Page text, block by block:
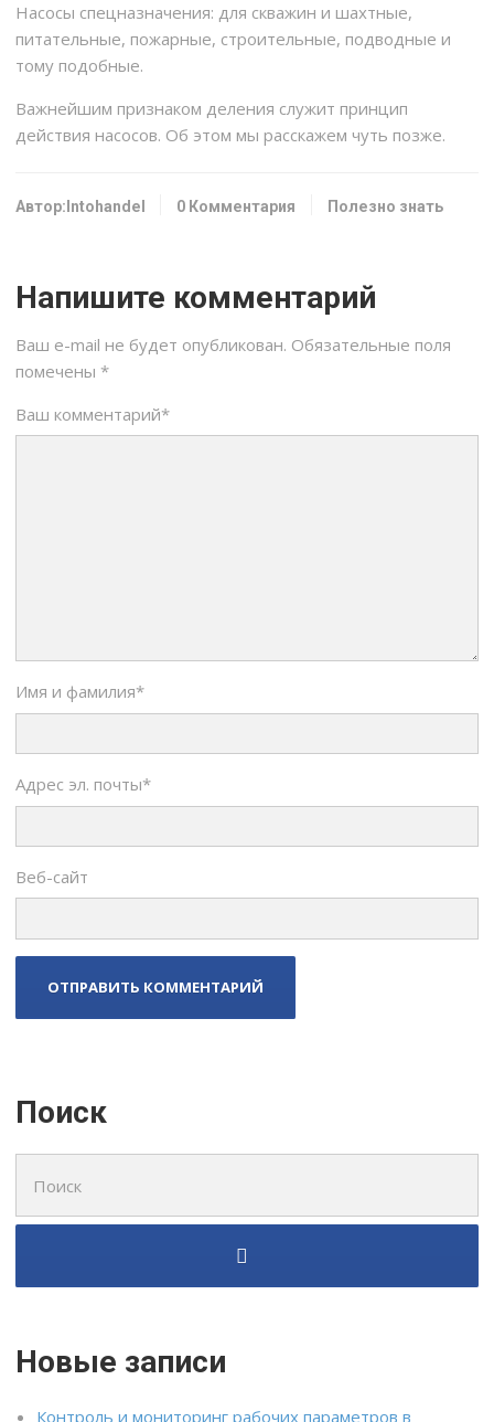
Насосы спецназначения: для скважин и шахтные,
питательные, пожарные, строительные, подводные и
тому подобные.
Важнейшим признаком деления служит принцип
действия насосов. Об этом мы расскажем чуть позже.
Автор:Intohandel 0 Комментария Полезно знать
Напишите комментарий
Ваш e-mail не будет опубликован. Обязательные поля
помечены *
Ваш комментарий*
Имя и фамилия*
Адрес эл. почты*
Веб-сайт
Поиск
для:
Новые записи
Контроль и мониторинг рабочих параметров в